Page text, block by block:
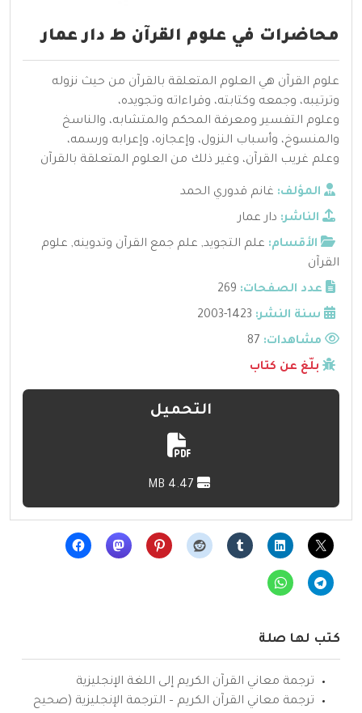
محاضرات في علوم القرآن ط دار عمار
علوم القرآن هي العلوم المتعلقة بالقرآن من حيث نزوله
وترتيبه، وجمعه وكتابته، وقراءاته وتجويده،
وعلوم التفسير ومعرفة المحكم والمتشابه، والناسخ
والمنسوخ، وأسباب النزول، وإعجازه، وإعرابه ورسمه،
وعلم غريب القرآن، وغير ذلك من العلوم المتعلقة بالقرآن
المؤلف: غانم قدوري الحمد
الناشر: دار عمار
الأقسام: علم التجويد, علم جمع القرآن وتدوينه, علوم
القرآن
عدد الصفحات: 269
سنة النشر: 1423-2003
مشاهدات:
بلّغ عن كتاب
التحميل
كتب لها صلة
ترجمة معاني القرآن الكريم إلى اللغة الإنجليزية
ترجمة معاني القرآن الكريم – الترجمة الإنجليزية (صحيح